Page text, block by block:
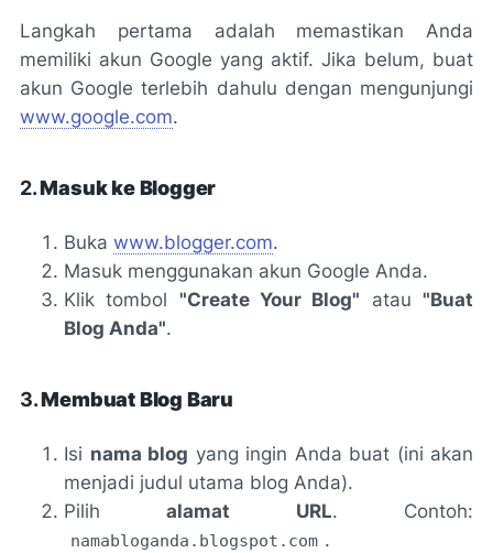
Langkah pertama adalah memastikan Anda
memiliki akun Google yang aktif. Jika belum, buat
akun Google terlebih dahulu dengan mengunjungi
www.google.com.
2.Masuk ke Blogger
Buka www.blogger.com.
Masuk menggunakan akun Google Anda.
Klik tombol "Create Your Blog" atau"Buat
Blog Anda".
3.Membuat Blog Baru
Isi nama blog yang ingin Anda buat (ini akan
menjadi judul utama blog Anda).
Pilihalamat URL. Contoh:
namabloganda.blogspot.com .